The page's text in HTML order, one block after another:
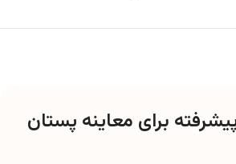
برای معاینه پستان